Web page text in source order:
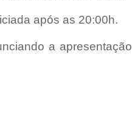
após as 20:00h.
a apresentação